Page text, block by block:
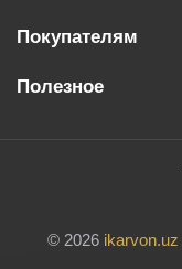
Покупателям
Полезное
© 2026 ikarvon.uz